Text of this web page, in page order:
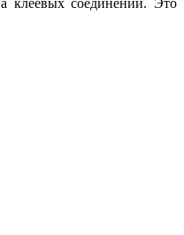
клеевых соединений. Это